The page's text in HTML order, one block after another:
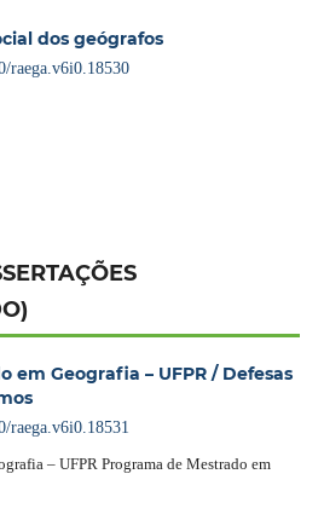
dos geógrafos
raega.v6i0.18530
em Geografia – UFPR / Defesas
raega.v6i0.18531
– UFPR Programa de Mestrado em